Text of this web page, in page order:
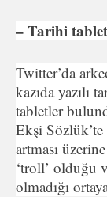
– Tarihi
Twitter’da
kazıda yazılı
tabletler
Ekşi Sözlük’te
artması
‘troll’ olduğu
olmadığı